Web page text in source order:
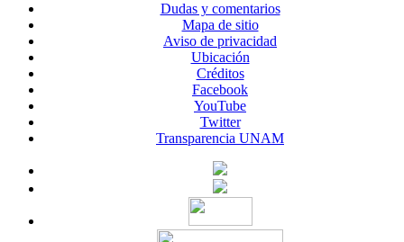
Dudas y comentarios
Mapa de sitio
Aviso de privacidad
Ubicación
Créditos
Facebook
YouTube
Twitter
Transparencia UNAM